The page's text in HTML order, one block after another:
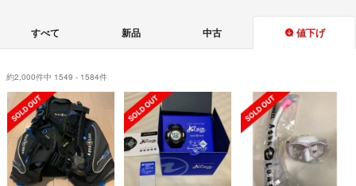
すべて 新品 中古 値下げ
約2,000件中 1549 - 1584件